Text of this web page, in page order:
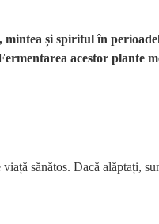
și spiritul în
acestor plante
sănătos. Dacă alăptați,